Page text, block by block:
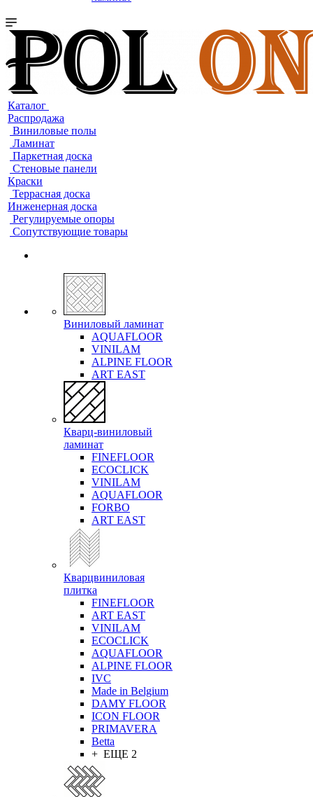
Каталог
Распродажа
Виниловые полы
Ламинат
Паркетная доска
Стеновые панели
Краски
Террасная доска
Инженерная доска
Регулируемые опоры
Сопутствующие товары
Виниловый ламинат
AQUAFLOOR
VINILAM
ALPINE FLOOR
ART EAST
Кварц-виниловый
ламинат
FINEFLOOR
ECOCLICK
VINILAM
AQUAFLOOR
FORBO
ART EAST
Кварцвиниловая
плитка
FINEFLOOR
ART EAST
VINILAM
ECOCLICK
AQUAFLOOR
ALPINE FLOOR
IVC
Made in Belgium
DAMY FLOOR
ICON FLOOR
PRIMAVERA
Betta
+ ЕЩЕ 2